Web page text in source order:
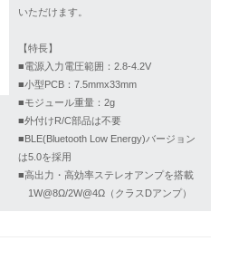
いただけます。
【特長】
■電源入力電圧範囲：2.8-4.2V
■小型PCB：7.5mmx33mm
■モジュール重量：2g
■外付けR/C部品は不要
■BLE(Bluetooth Low Energy)バージョン
は5.0を採用
■高出力・高効率ステレオアンプを搭載
1W@8Ω/2W@4Ω（クラスDアンプ）